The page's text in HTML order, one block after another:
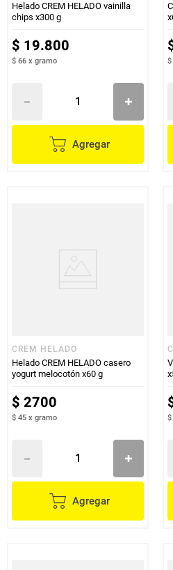
Helado CREM HELADO vainilla
chips x300 g
$ 19.800
$ 66 x gramo
Agregar
$
CREM HELADO
Helado CREM HELADO casero
yogurt melocotón x60 g
$ 2700
$ 45 x gramo
Agregar
$